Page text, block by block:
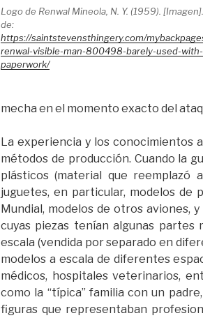
Logo de Renwal Mineola, N. Y. (1959).
de:
https://saintstevensthingery.com/
renwal-visible-man-800498-barely-used-with-
paperwork/
mecha en el momento exacto del
La experiencia y los conocimientos
métodos de producción. Cuando la
plásticos (material que reemplazó
juguetes, en particular, modelos de
Mundial, modelos de otros aviones,
cuyas piezas tenían algunas partes
escala (vendida por separado en
modelos a escala de diferentes
médicos, hospitales veterinarios,
como la “típica” familia con un
figuras que representaban